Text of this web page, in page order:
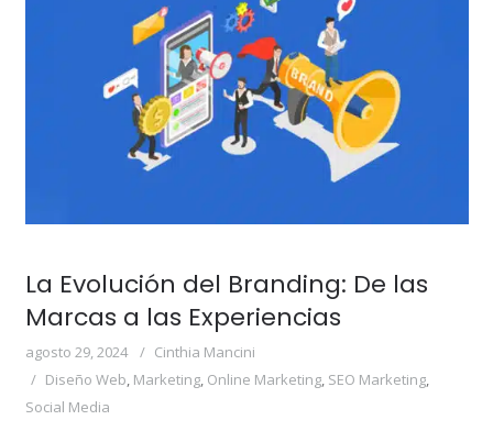
La Evolución del Branding: De las
Marcas a las Experiencias
agosto 29, 2024
Cinthia Mancini
Diseño Web, Marketing, Online Marketing, SEO Marketing,
Social Media